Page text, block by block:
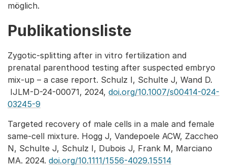
möglich.
Publikationsliste
Zygotic-splitting after in vitro fertilization and
prenatal parenthood testing after suspected embryo
mix-up – a case report. Schulz I, Schulte J, Wand D.
IJLM-D-24-00071, 2024, doi.org/10.1007/s00414-024-
03245-9
Targeted recovery of male cells in a male and female
same-cell mixture. Hogg J, Vandepoele ACW, Zaccheo
N, Schulte J, Schulz I, Dubois J, Frank M, Marciano
MA. 2024. doi.org/10.1111/1556-4029.15514